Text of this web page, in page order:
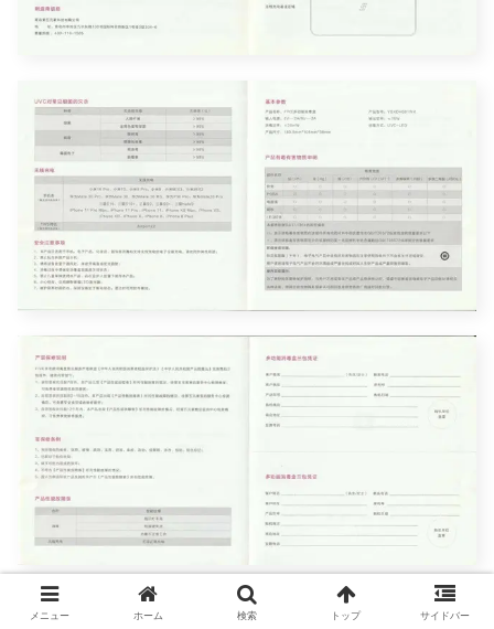
メニュー ホーム 検索 トップ サイドバー